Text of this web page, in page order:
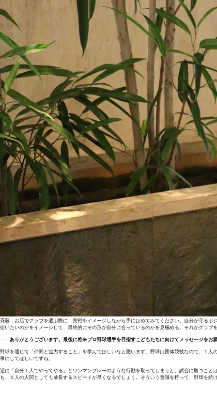
斉藤：お店でグラブを選ぶ際に、実戦をイメージしながら手にはめてみてください。自分が守る
使いたいのかをイメージして、最終的にその形が自分に合っているのかを見極める。それがグラブ
――ありがとうございます。最後に将来プロ野球選手を目指すこどもたちに向けてメッセージをお
野球を通じて「仲間と協力すること」を学んでほしいなと思います。野球は団体競技なので、１
事にしてほしいですね。
逆に「自分１人でやってやる」とワンマンプレーのような行動を取ってしまうと、試合に勝つこ
も、１人の人間としても成長するスピードが早くなるでしょう。そういう意識を持って、野球を続